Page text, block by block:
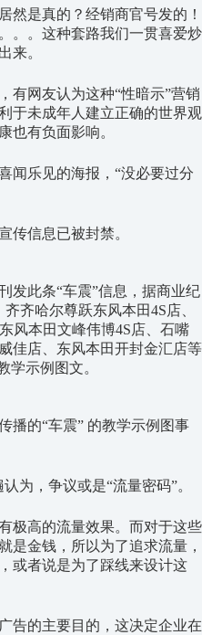
然是真的？经销商官号发的！
。。这种套路我们一贯喜爱炒
来。
有网友认为这种“性暗示”营销
于未成年人建立正确的世界观
也有负面影响。
闻乐见的海报，“没必要过分
传信息已被封禁。
发此条“车震”信息，据商业纪
齐哈尔尊跃东风本田4S店、
风本田文峰伟博4S店、石嘴
佳店、东风本田开封金汇店等
学示例图文。
播的“车震” 的教学示例图事
为，争议或是“流量密码”。
极高的流量效果。而对于这些
是金钱，所以为了追求流量，
或者说是为了踩线来设计这
告的主要目的，这决定企业在